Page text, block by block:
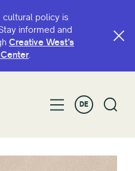
cultural policy is
informed and
Creative West’s
.
DE